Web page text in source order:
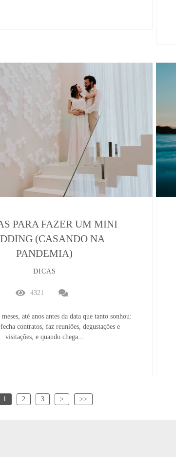
PARA FAZER UM MINI
(CASANDO NA
PANDEMIA)
DICAS
4321
até anos antes da data que tanto sonhou:
contratos, faz reuniões, degustações e
visitações, e quando chega...
1 2 3 > >>